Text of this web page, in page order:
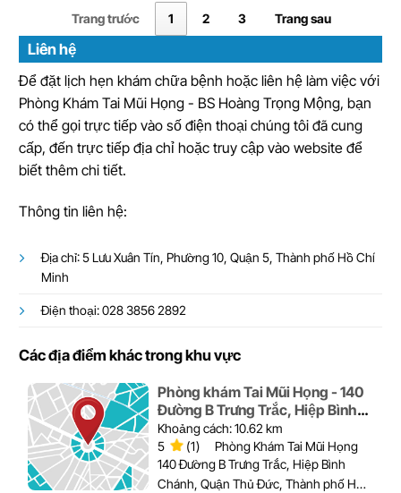
Trang trước 1 2 3 Trang sau
Liên hệ
Để đặt lịch hẹn khám chữa bệnh hoặc liên hệ làm việc với
Phòng Khám Tai Mũi Họng - BS Hoàng Trọng Mộng, bạn
có thể gọi trực tiếp vào số điện thoại chúng tôi đã cung
cấp, đến trực tiếp địa chỉ hoặc truy cập vào website để
biết thêm chi tiết.
Thông tin liên hệ:
Địa chỉ: 5 Lưu Xuân Tín, Phường 10, Quận 5, Thành phố Hồ Chí
Minh
Điện thoại: 028 3856 2892
Các địa điểm khác trong khu vực
Phòng khám Tai Mũi Họng - 140
Đường B Trưng Trắc, Hiệp Bình
Chánh, Quận Thủ Đức
Khoảng cách: 10.62 km
5
(1)
Phòng Khám Tai Mũi Họng
140 Đường B Trưng Trắc, Hiệp Bình
Chánh, Quận Thủ Đức, Thành phố Hồ